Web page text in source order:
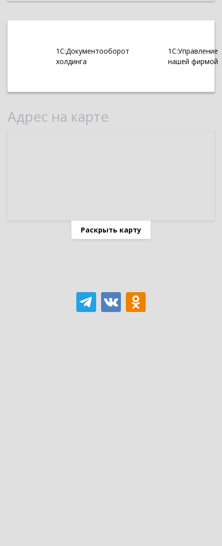
1С:Документооборот
холдинга
1С:Управление
нашей фирмой
Адрес на карте
Раскрыть карту